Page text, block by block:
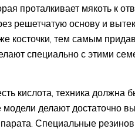
проталкивает мякоть к
решетчатую основу и
косточки, тем самым
специально с этими
кислота, техника
делают достаточно
Специальные